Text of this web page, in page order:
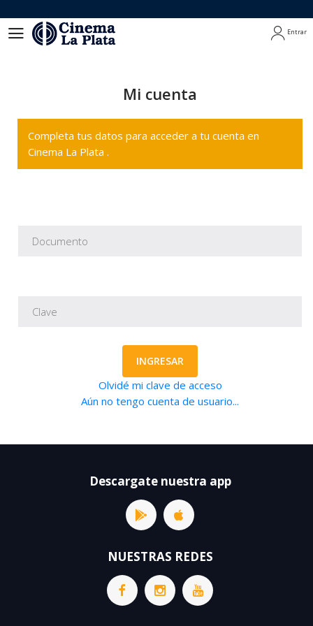
Entrar
Mi cuenta
Completa tus datos para acceder a tu cuenta en
Cinema La Plata .
INGRESAR
Olvidé mi clave de acceso
Aún no tengo cuenta de usuario...
Descargate nuestra app
NUESTRAS REDES